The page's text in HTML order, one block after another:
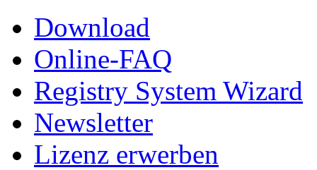
Download
Online-FAQ
Registry System Wizard
Newsletter
Lizenz erwerben